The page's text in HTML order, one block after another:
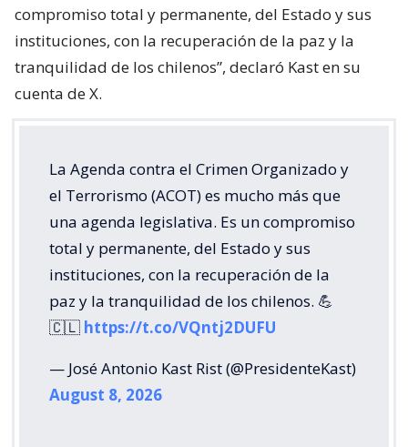
compromiso total y permanente, del Estado y sus
instituciones, con la recuperación de la paz y la
tranquilidad de los chilenos”, declaró Kast en su
cuenta de X.
La Agenda contra el Crimen Organizado y
el Terrorismo (ACOT) es mucho más que
una agenda legislativa. Es un compromiso
total y permanente, del Estado y sus
instituciones, con la recuperación de la
paz y la tranquilidad de los chilenos. 💪
🇨🇱 https://t.co/VQntj2DUFU
— José Antonio Kast Rist (@PresidenteKast)
August 8, 2026